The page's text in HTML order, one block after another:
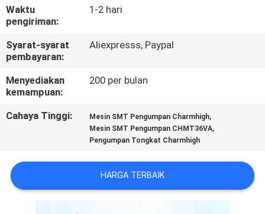
HUBUNGI
KAMI
BERITA
PETA
Waktu
pengiriman:
1-2 hari
Syarat-syarat
pembayaran:
Aliexpresss, Paypal
Menyediakan
kemampuan:
200 per bulan
Cahaya Tinggi: Mesin SMT Pengumpan Charmhigh,
Mesin SMT Pengumpan CHMT36VA,
Pengumpan Tongkat Charmhigh
HARGA TERBAIK